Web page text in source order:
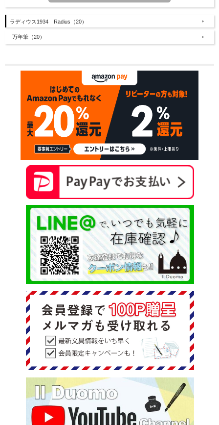
ラディウス1934 Radius（20）
万年筆（20）